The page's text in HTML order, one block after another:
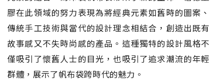
膠在此領域的努力表現為將經典元素如舊時的圖案、
傳統手工技術與當代的設計理念相結合，創造出既有
故事感又不失時尚感的產品。這種獨特的設計風格不
僅吸引了懷舊人士的目光，也吸引了追求潮流的年輕
群體，展示了帆布袋跨時代的魅力。